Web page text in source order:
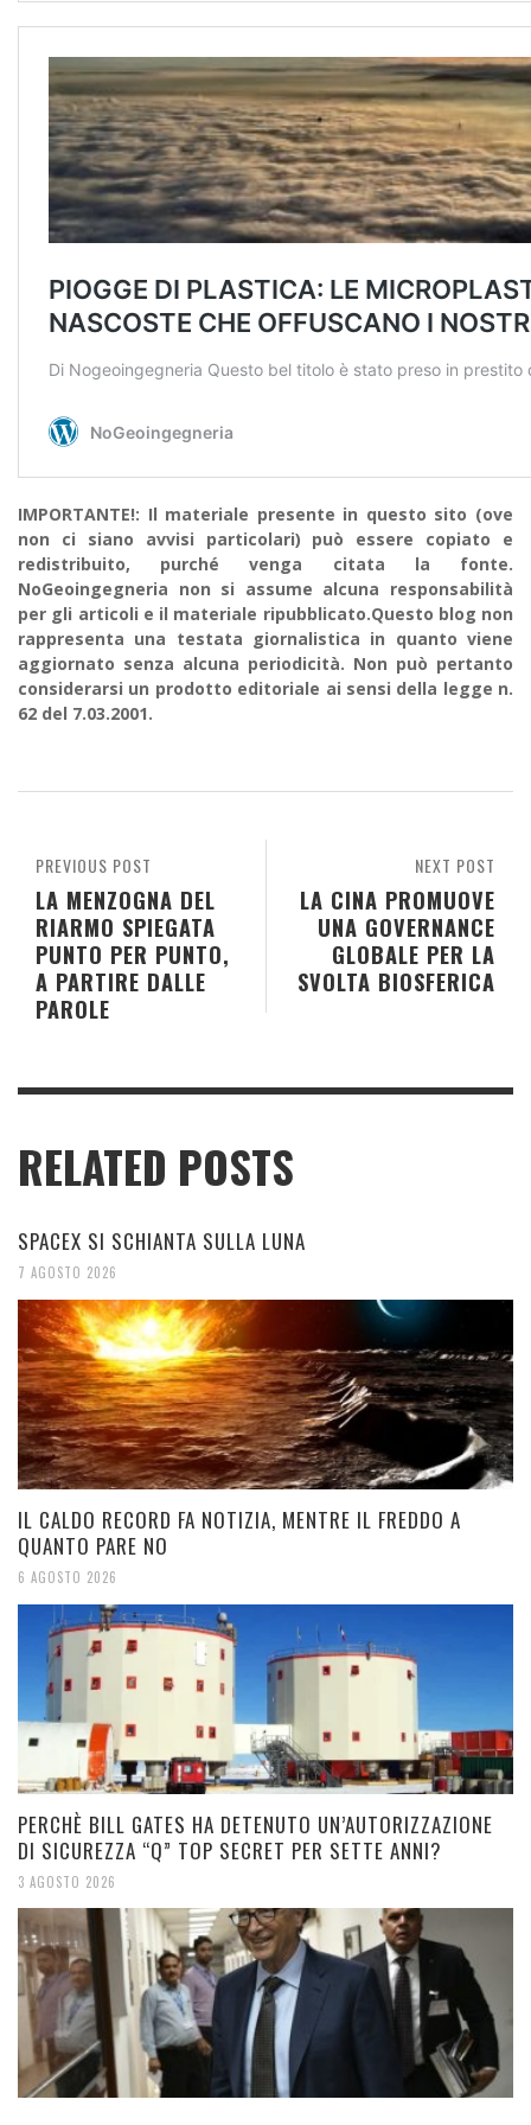
IMPORTANTE!: Il materiale presente in questo sito (ove
non ci siano avvisi particolari) può essere copiato e
redistribuito, purché venga citata la fonte.
NoGeoingegneria non si assume alcuna responsabilità
per gli articoli e il materiale ripubblicato.Questo blog non
rappresenta una testata giornalistica in quanto viene
aggiornato senza alcuna periodicità. Non può pertanto
considerarsi un prodotto editoriale ai sensi della legge n.
62 del 7.03.2001.
NEXT POST
LA CINA PROMUOVE
UNA GOVERNANCE
GLOBALE PER LA
SVOLTA BIOSFERICA
PREVIOUS POST
LA MENZOGNA DEL
RIARMO SPIEGATA
PUNTO PER PUNTO,
A PARTIRE DALLE
PAROLE
RELATED POSTS
SPACEX SI SCHIANTA SULLA LUNA
7 AGOSTO 2026
IL CALDO RECORD FA NOTIZIA, MENTRE IL FREDDO A
QUANTO PARE NO
6 AGOSTO 2026
PERCHÈ BILL GATES HA DETENUTO UN’AUTORIZZAZIONE
DI SICUREZZA “Q” TOP SECRET PER SETTE ANNI?
3 AGOSTO 2026